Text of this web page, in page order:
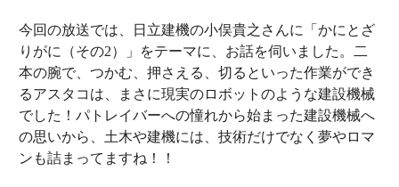
今回の放送では、日立建機の小俣貴之さんに「かにとざ
りがに（その2）」をテーマに、お話を伺いました。二
本の腕で、つかむ、押さえる、切るといった作業ができ
るアスタコは、まさに現実のロボットのような建設機械
でした！パトレイバーへの憧れから始まった建設機械へ
の思いから、土木や建機には、技術だけでなく夢やロマ
ンも詰まってますね！！